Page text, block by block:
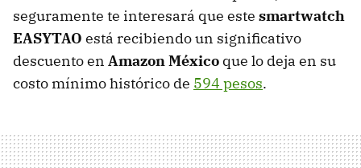
seguramente te interesará que este smartwatch
EASYTAO está recibiendo un significativo
descuento en Amazon México que lo deja en su
costo mínimo histórico de 594 pesos.